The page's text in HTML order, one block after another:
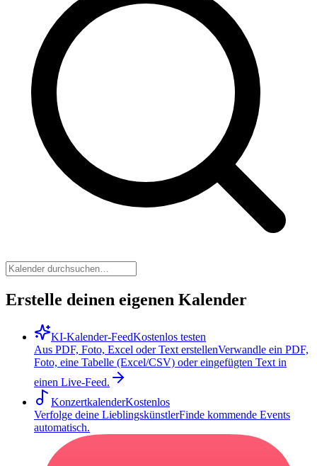
Erstelle deinen eigenen Kalender
KI-Kalender-FeedKostenlos testen
Aus PDF, Foto, Excel oder Text erstellenVerwandle ein PDF,
Foto, eine Tabelle (Excel/CSV) oder eingefügten Text in
einen Live-Feed.
KonzertkalenderKostenlos
Verfolge deine LieblingskünstlerFinde kommende Events
automatisch.